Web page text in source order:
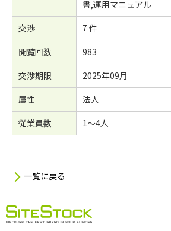
書,運用マニュアル
交渉
7 件
閲覧回数
983
交渉期限
2025年09月
属性
法人
従業員数
1～4人
一覧に戻る